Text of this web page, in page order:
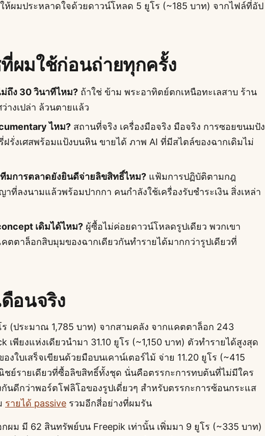
ห้ผมประหลาดใจด้วยดาวน์โหลด 5 ยูโร (~185 บาท) จากไฟล์ที่อัป
ผมใช้ก่อนถ่ายทุกครั้ง
ถึง 30 วินาทีไหม? ถ้าใช่ ข้าม พระอาทิตย์ตกเหนือทะเลสาบ ร้าน
างเปล่า ล้วนตายแล้ว
ไหม? สถานที่จริง เครื่องมือจริง มือจริง การซอยขนมปัง
รี่ฝรั่งเศสพร้อมแป้งบนหิน ขายได้ ภาพ AI ที่มีสไตล์ของฉากเดิมไม่
มการตลาดยังยินดีจ่ายลิขสิทธิ์ไหม? แฟ้มการปฏิบัติตามกฎ
ที่ลงนามแล้วพร้อมปากกา คนกำลังใช้เครื่องรับชำระเงิน สิ่งเหล่า
เดิมได้ไหม? ผู้ซื้อไม่ค่อยดาวน์โหลดรูปเดียว พวกเขา
ตตาล็อกสิบมุมของฉากเดียวกันทำรายได้มากกว่ารูปเดียวที่
อนจริง
(ประมาณ 1,785 บาท) จากสามคลัง จากแคตตาล็อก 243
เพียงแห่งเดียวนำมา 31.10 ยูโร (~1,150 บาท) ตัวทำรายได้สูงสุด
งใบเสร็จเขียนด้วยมือบนเคาน์เตอร์ไม้ จ่าย 11.20 ยูโร (~415
ชย์รายเดียวที่ซื้อลิขสิทธิ์ทั้งชุด นั่นคือตรรกะการทบต้นที่ไม่มีใคร
นดีกว่าพอร์ตโฟลิโอของรูปเดี่ยวๆ สำหรับตรรกะการซ้อนกระแส
รายได้ passive รวมอีกสี่อย่างที่ผมรัน
ผม มี 62 สินทรัพย์บน Freepik เท่านั้น เพิ่มมา 9 ยูโร (~335 บาท)